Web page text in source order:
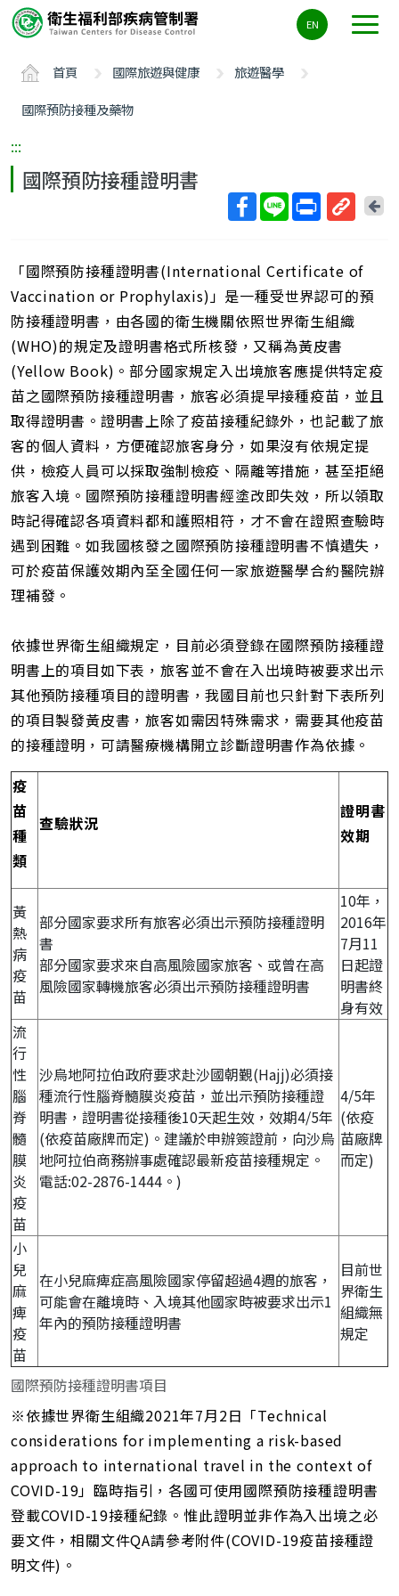
要
ALT+C
EN
首頁 國際旅遊與健康
旅遊醫學
國際預防接種及藥物
:::
國際預防接種證明書
短
網
址
回
「國際預防接種證明書(International Certificate of
Vaccination or Prophylaxis)」是一種受世界認可的預
防接種證明書，由各國的衛生機關依照世界衛生組織
(WHO)的規定及證明書格式所核發，又稱為黃皮書
(Yellow Book)。部分國家規定入出境旅客應提供特定疫
苗之國際預防接種證明書，旅客必須提早接種疫苗，並且
取得證明書。證明書上除了疫苗接種紀錄外，也記載了旅
客的個人資料，方便確認旅客身分，如果沒有依規定提
供，檢疫人員可以採取強制檢疫、隔離等措施，甚至拒絕
旅客入境。國際預防接種證明書經塗改即失效，所以領取
時記得確認各項資料都和護照相符，才不會在證照查驗時
遇到困難。如我國核發之國際預防接種證明書不慎遺失，
可於疫苗保護效期內至全國任何一家旅遊醫學合約醫院辦
理補發。
依據世界衛生組織規定，目前必須登錄在國際預防接種證
明書上的項目如下表，旅客並不會在入出境時被要求出示
其他預防接種項目的證明書，我國目前也只針對下表所列
的項目製發黃皮書，旅客如需因特殊需求，需要其他疫苗
的接種證明，可請醫療機構開立診斷證明書作為依據。
國際預防接種證明書項目
疫
苗
種
類
查驗狀況
證明書
效期
黃
熱
病
疫
苗
部分國家要求所有旅客必須出示預防接種證明
書
部分國家要求來自高風險國家旅客、或曾在高
風險國家轉機旅客必須出示預防接種證明書
10年，
2016年
7月11
日起證
明書終
身有效
流
行
性
腦
脊
髓
膜
炎
疫
苗
沙烏地阿拉伯政府要求赴沙國朝覲(Hajj)必須接
種流行性腦脊髓膜炎疫苗，並出示預防接種證
明書，證明書從接種後10天起生效，效期4/5年
(依疫苗廠牌而定)。建議於申辦簽證前，向沙烏
地阿拉伯商務辦事處確認最新疫苗接種規定。
電話:02-2876-1444。)
4/5年
(依疫
苗廠牌
而定)
小
兒
麻
痺
疫
苗
在小兒麻痺症高風險國家停留超過4週的旅客，
可能會在離境時、入境其他國家時被要求出示1
年內的預防接種證明書
目前世
界衛生
組織無
規定
※依據世界衛生組織2021年7月2日「Technical
considerations for implementing a risk-based
approach to international travel in the context of
COVID-19」臨時指引，各國可使用國際預防接種證明書
登載COVID-19接種紀錄。惟此證明並非作為入出境之必
要文件，相關文件QA請參考附件(COVID-19疫苗接種證
明文件)。